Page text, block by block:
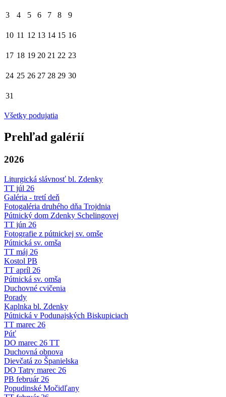
3 4 5 6 7 8 9
10 11 12 13 14 15 16
17 18 19 20 21 22 23
24 25 26 27 28 29 30
31
Všetky podujatia
Prehľad galérií
2026
Liturgická slávnosť bl. Zdenky
TT júl 26
Galéria - tretí deň
Fotogaléria druhého dňa Trojdnia
Pútnický dom Zdenky Schelingovej
TT jún 26
Fotografie z pútnickej sv. omše
Pútnická sv. omša
TT máj 26
Kostol PB
TT apríl 26
Pútnická sv. omša
Duchovné cvičenia
Porady
Kaplnka bl. Zdenky
Pútnická v Podunajských Biskupiciach
TT marec 26
Púť
DO marec 26 TT
Duchovná obnova
Dievčatá zo Španielska
DO Tatry marec 26
PB február 26
Popudinské Močidľany